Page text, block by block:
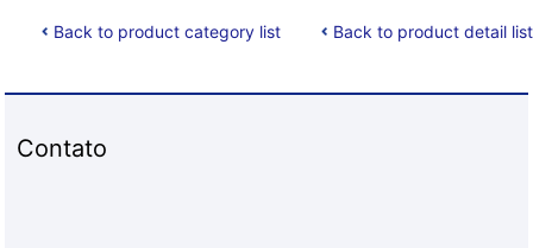
Back to product category list Back to product detail list
Contato